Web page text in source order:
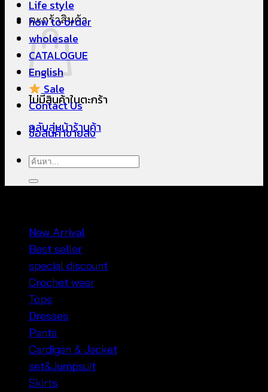
ตะกร้าสินค้า
ไม่มีสินค้าในตะกร้า
กลับสู่หน้าร้านค้า
Life style
how to order
wholesale
CATALOGUE
English
Sale
Contact Us
ซื้อสินค้าขายส่ง
ค้นหา:
New Arrival
Best seller
special discount
Crochet wear
Tops
Dresses
Pants
Cardigan & Jacket
set&Jumpsuit
Skirts